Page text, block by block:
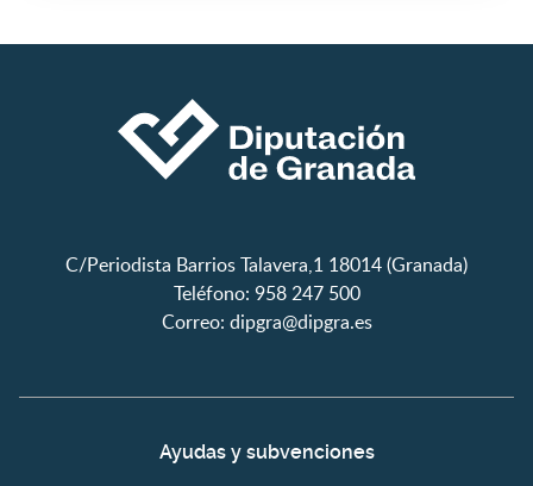
C/Periodista Barrios Talavera,1 18014 (Granada)
Teléfono: 958 247 500
Correo: dipgra@dipgra.es
Ayudas y subvenciones